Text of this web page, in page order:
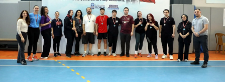
MAGAZİN
ÖZEL HABER
SAĞLIK